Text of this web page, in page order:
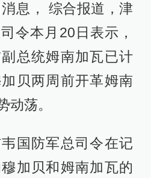
息， 综合报道，津
令本月20日表示，
总统姆南加瓦已计
贝两周前开革姆南
动荡。
国防军总司令在记
加贝和姆南加瓦的